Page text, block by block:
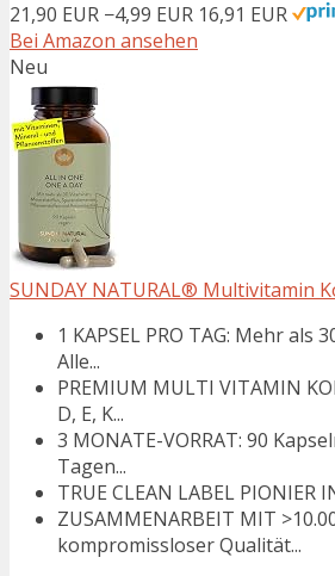
21,90 EUR −4,99 EUR 16,91 EUR
Bei Amazon ansehen
Neu
SUNDAY NATURAL® Multivitamin
1 KAPSEL PRO TAG: Mehr
Alle...
PREMIUM MULTI VITAMIN
D, E, K...
3 MONATE-VORRAT: 90
Tagen...
TRUE CLEAN LABEL
ZUSAMMENARBEIT MIT
kompromissloser Qualität...